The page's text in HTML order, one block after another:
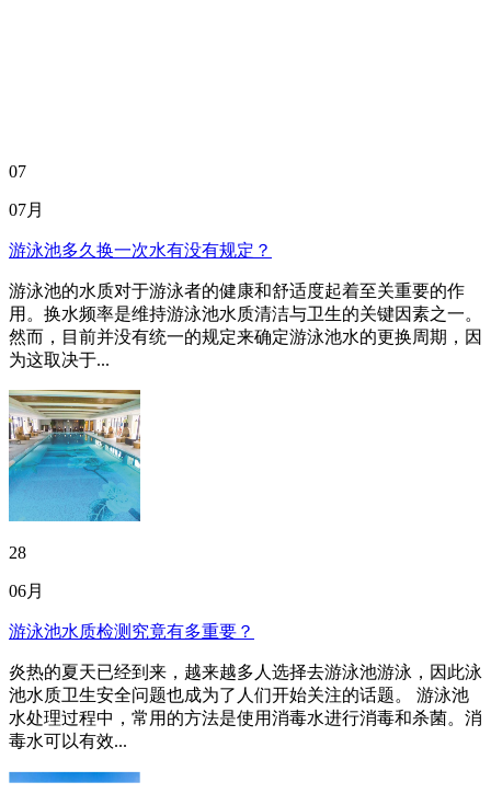
07
07月
游泳池多久换一次水有没有规定？
游泳池的水质对于游泳者的健康和舒适度起着至关重要的作
用。换水频率是维持游泳池水质清洁与卫生的关键因素之一。
然而，目前并没有统一的规定来确定游泳池水的更换周期，因
为这取决于...
28
06月
游泳池水质检测究竟有多重要？
炎热的夏天已经到来，越来越多人选择去游泳池游泳，因此泳
池水质卫生安全问题也成为了人们开始关注的话题。 游泳池
水处理过程中，常用的方法是使用消毒水进行消毒和杀菌。消
毒水可以有效...